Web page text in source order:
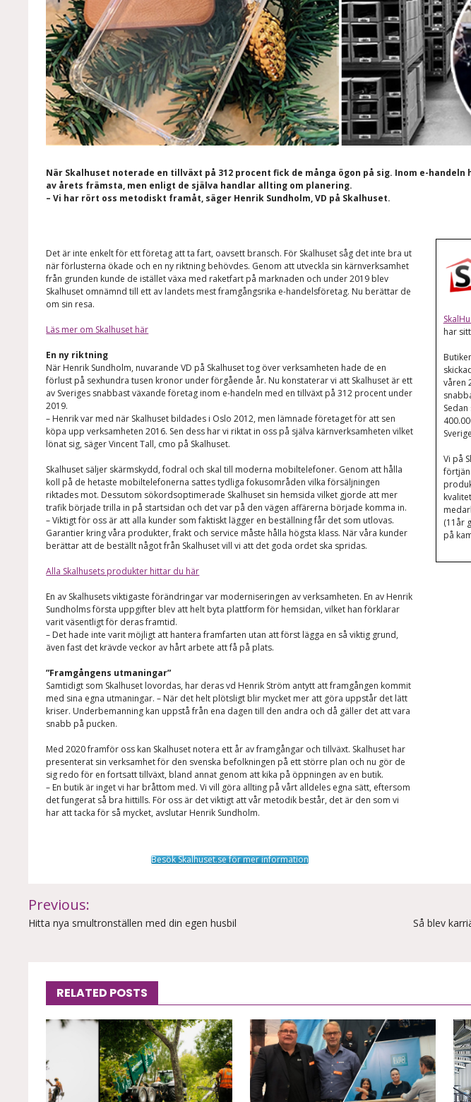
När Skalhuset noterade en tillväxt på 312 procent fick de många ögon på sig. Inom e-
av årets främsta, men enligt de själva handlar allting om planering.
– Vi har rört oss metodiskt framåt, säger Henrik Sundholm, VD på Skalhuset.
Det är inte enkelt för ett företag att ta fart, oavsett bransch. För Skalhuset såg det inte bra ut
när förlusterna ökade och en ny riktning behövdes. Genom att utveckla sin kärnverksamhet
från grunden kunde de istället växa med raketfart på marknaden och under 2019 blev
Skalhuset omnämnd till ett av landets mest framgångsrika e-handelsföretag. Nu berättar de
om sin resa.
Läs mer om Skalhuset här
En ny riktning
När Henrik Sundholm, nuvarande VD på Skalhuset tog över verksamheten hade de en
förlust på sexhundra tusen kronor under förgående år. Nu konstaterar vi att Skalhuset är ett
av Sveriges snabbast växande företag inom e-handeln med en tillväxt på 312 procent under
2019.
– Henrik var med när Skalhuset bildades i Oslo 2012, men lämnade företaget för att sen
köpa upp verksamheten 2016. Sen dess har vi riktat in oss på själva kärnverksamheten vilket
lönat sig, säger Vincent Tall, cmo på Skalhuset.
Skalhuset säljer skärmskydd, fodral och skal till moderna mobiltelefoner. Genom att hålla
koll på de hetaste mobiltelefonerna sattes tydliga fokusområden vilka försäljningen
riktades mot. Dessutom sökordsoptimerade Skalhuset sin hemsida vilket gjorde att mer
trafik började trilla in på startsidan och det var på den vägen affärerna började komma in.
– Viktigt för oss är att alla kunder som faktiskt lägger en beställning får det som utlovas.
Garantier kring våra produkter, frakt och service måste hålla högsta klass. När våra kunder
berättar att de beställt något från Skalhuset vill vi att det goda ordet ska spridas.
Alla Skalhusets produkter hittar du här
En av Skalhusets viktigaste förändringar var moderniseringen av verksamheten. En av Henrik
Sundholms första uppgifter blev att helt byta plattform för hemsidan, vilket han förklarar
varit väsentligt för deras framtid.
– Det hade inte varit möjligt att hantera framfarten utan att först lägga en så viktig grund,
även fast det krävde veckor av hårt arbete att få på plats.
”Framgångens utmaningar”
Samtidigt som Skalhuset lovordas, har deras vd Henrik Ström antytt att framgången kommit
med sina egna utmaningar. – När det helt plötsligt blir mycket mer att göra uppstår det lätt
kriser. Underbemanning kan uppstå från ena dagen till den andra och då gäller det att vara
snabb på pucken.
Med 2020 framför oss kan Skalhuset notera ett år av framgångar och tillväxt. Skalhuset har
presenterat sin verksamhet för den svenska befolkningen på ett större plan och nu gör de
sig redo för en fortsatt tillväxt, bland annat genom att kika på öppningen av en butik.
– En butik är inget vi har bråttom med. Vi vill göra allting på vårt alldeles egna sätt, eftersom
det fungerat så bra hittills. För oss är det viktigt att vår metodik består, det är den som vi
har att tacka för så mycket, avslutar Henrik Sundholm.
Besök Skalhuset.se för mer information
har
våren
Vi på
(11år
på
Inläggsnavigering
Previous:
Hitta nya smultronställen med din egen husbil Så blev
RELATED POSTS